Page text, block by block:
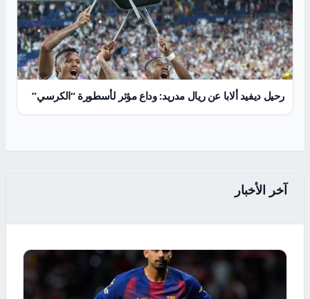
رحيل ديفيد ألابا عن ريال مدريد: وداع مؤثر لأسطورة “الكرسي”
آخر الأخبار